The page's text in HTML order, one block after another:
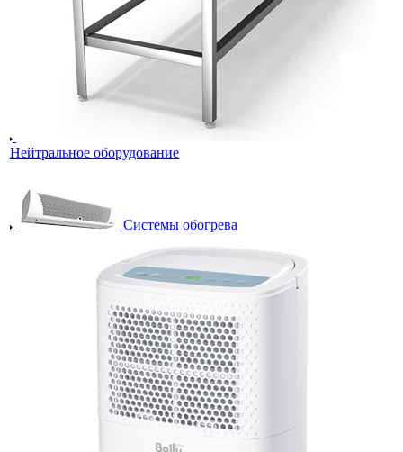
Нейтральное оборудование
Системы обогрева